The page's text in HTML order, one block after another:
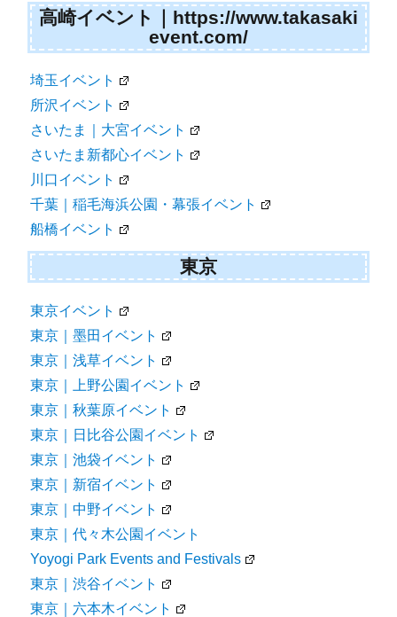
高崎イベント｜https://www.takasaki
event.com/
埼玉イベント
所沢イベント
さいたま｜大宮イベント
さいたま新都心イベント
川口イベント
千葉｜稲毛海浜公園・幕張イベント
船橋イベント
東京
東京イベント
東京｜墨田イベント
東京｜浅草イベント
東京｜上野公園イベント
東京｜秋葉原イベント
東京｜日比谷公園イベント
東京｜池袋イベント
東京｜新宿イベント
東京｜中野イベント
東京｜代々木公園イベント
Yoyogi Park Events and Festivals
東京｜渋谷イベント
東京｜六本木イベント